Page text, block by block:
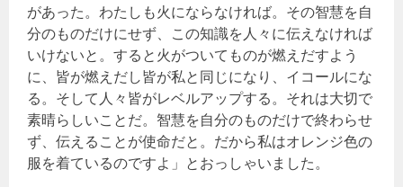
があった。わたしも火にならなければ。その智慧を自
分のものだけにせず、この知識を人々に伝えなければ
いけないと。すると火がついてものが燃えだすよう
に、皆が燃えだし皆が私と同じになり、イコールにな
る。そして人々皆がレベルアップする。それは大切で
素晴らしいことだ。智慧を自分のものだけで終わらせ
ず、伝えることが使命だと。だから私はオレンジ色の
服を着ているのですよ」とおっしゃいました。